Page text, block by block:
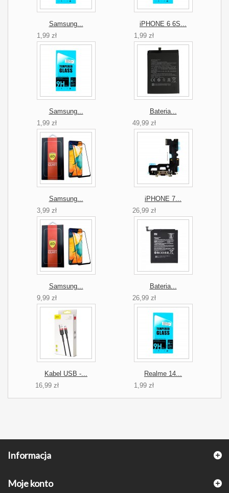
Samsung...
1,99 zł
iPHONE 6 6S...
1,99 zł
Samsung...
1,99 zł
Bateria...
49,99 zł
Samsung...
3,99 zł
iPHONE 7...
26,99 zł
Samsung...
9,99 zł
Bateria...
26,99 zł
Kabel USB -...
16,99 zł
Realme 14...
1,99 zł
Informacja
Moje konto